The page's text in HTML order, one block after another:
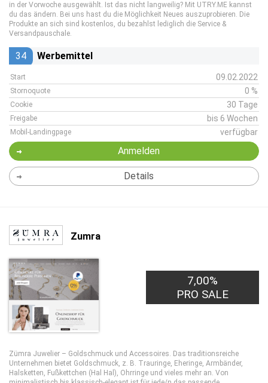
in der Vorwoche ausgewählt. Ist das nicht langweilig? Mit UTRY.ME kannst
du das ändern. Bei uns hast du die Möglichkeit Neues auszuprobieren. Die
Produkte an sich sind kostenlos, du bezahlst lediglich die Service &
Versandpauschale.
34 Werbemittel
Start 09.02.2022
Stornoquote 0 %
Cookie 30 Tage
Freigabe bis 6 Wochen
Mobil-Landingpage verfügbar
Anmelden
Details
Zumra
7,00%
PRO SALE
Zümra Juwelier – Goldschmuck und Accessoires. Das traditionsreiche
Unternehmen bietet Goldschmuck, z. B. Trauringe, Eheringe, Armbänder,
Halsketten, Fußkettchen (Hal Hal), Ohrringe und vieles mehr an. Von